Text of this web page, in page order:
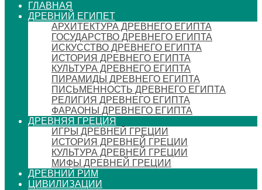
ГЛАВНАЯ
ДРЕВНИЙ ЕГИПЕТ
АРХИТЕКТУРА ДРЕВНЕГО ЕГИПТА
ГОСУДАРСТВО ДРЕВНЕГО ЕГИПТА
ИСКУССТВО ДРЕВНЕГО ЕГИПТА
ИСТОРИЯ ДРЕВНЕГО ЕГИПТА
КУЛЬТУРА ДРЕВНЕГО ЕГИПТА
ПИРАМИДЫ ДРЕВНЕГО ЕГИПТА
ПИСЬМЕННОСТЬ ДРЕВНЕГО ЕГИПТА
РЕЛИГИЯ ДРЕВНЕГО ЕГИПТА
ФАРАОНЫ ДРЕВНЕГО ЕГИПТА
ДРЕВНЯЯ ГРЕЦИЯ
ИГРЫ ДРЕВНЕЙ ГРЕЦИИ
ИСТОРИЯ ДРЕВНЕЙ ГРЕЦИИ
КУЛЬТУРА ДРЕВНЕЙ ГРЕЦИИ
МИФЫ ДРЕВНЕЙ ГРЕЦИИ
ДРЕВНИЙ РИМ
ЦИВИЛИЗАЦИИ